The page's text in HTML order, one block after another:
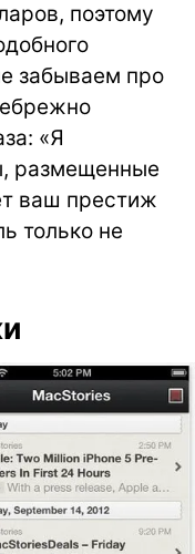
поэтому
забываем про
«Я
размещенные
ваш престиж
только не